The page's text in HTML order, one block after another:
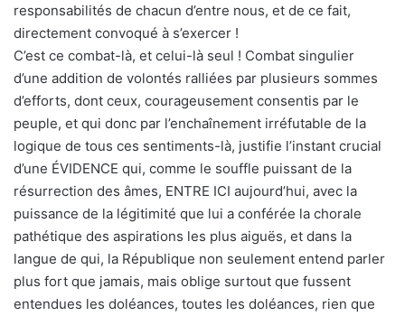
responsabilités de chacun d’entre nous, et de ce fait,
directement convoqué à s’exercer !
C’est ce combat-là, et celui-là seul ! Combat singulier
d’une addition de volontés ralliées par plusieurs sommes
d’efforts, dont ceux, courageusement consentis par le
peuple, et qui donc par l’enchaînement irréfutable de la
logique de tous ces sentiments-là, justifie l’instant crucial
d’une ÉVIDENCE qui, comme le souffle puissant de la
résurrection des âmes, ENTRE ICI aujourd’hui, avec la
puissance de la légitimité que lui a conférée la chorale
pathétique des aspirations les plus aiguës, et dans la
langue de qui, la République non seulement entend parler
plus fort que jamais, mais oblige surtout que fussent
entendues les doléances, toutes les doléances, rien que